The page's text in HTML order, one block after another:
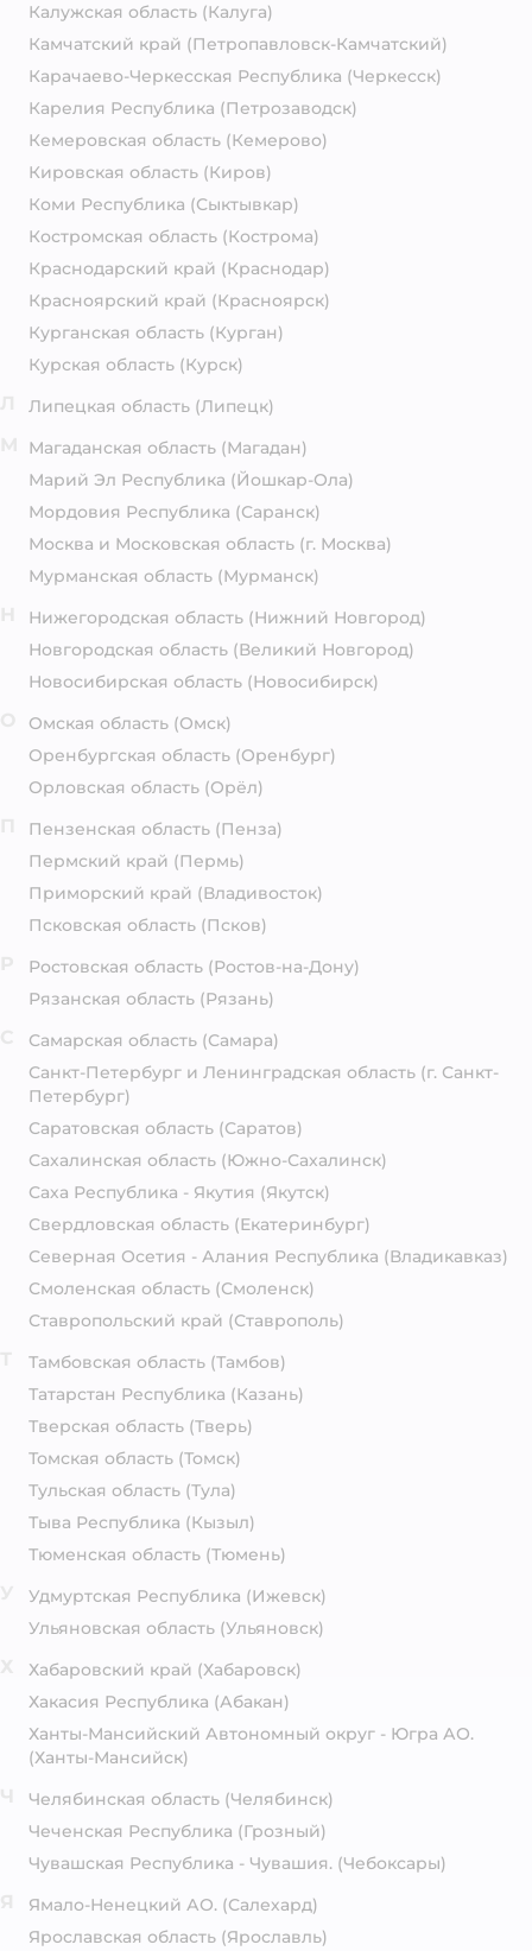
Калужская область (Калуга)
Камчатский край (Петропавловск-Камчатский)
Карачаево-Черкесская Республика (Черкесск)
Карелия Республика (Петрозаводск)
Кемеровская область (Кемерово)
Кировская область (Киров)
Коми Республика (Сыктывкар)
Костромская область (Кострома)
Краснодарский край (Краснодар)
Красноярский край (Красноярск)
Курганская область (Курган)
Курская область (Курск)
Липецкая область (Липецк)
Магаданская область (Магадан)
Марий Эл Республика (Йошкар-Ола)
Мордовия Республика (Саранск)
Москва и Московская область (г. Москва)
Мурманская область (Мурманск)
Нижегородская область (Нижний Новгород)
Новгородская область (Великий Новгород)
Новосибирская область (Новосибирск)
Омская область (Омск)
Оренбургская область (Оренбург)
Орловская область (Орёл)
Пензенская область (Пенза)
Пермский край (Пермь)
Приморский край (Владивосток)
Псковская область (Псков)
Ростовская область (Ростов-на-Дону)
Рязанская область (Рязань)
Самарская область (Самара)
Санкт-Петербург и Ленинградская область (г. Санкт-
Петербург)
Саратовская область (Саратов)
Сахалинская область (Южно-Сахалинск)
Саха Республика - Якутия (Якутск)
Свердловская область (Екатеринбург)
Северная Осетия - Алания Республика (Владикавказ)
Смоленская область (Смоленск)
Ставропольский край (Ставрополь)
Тамбовская область (Тамбов)
Татарстан Республика (Казань)
Тверская область (Тверь)
Томская область (Томск)
Тульская область (Тула)
Тыва Республика (Кызыл)
Тюменская область (Тюмень)
Удмуртская Республика (Ижевск)
Ульяновская область (Ульяновск)
Хабаровский край (Хабаровск)
Хакасия Республика (Абакан)
Ханты-Мансийский Автономный округ - Югра АО.
(Ханты-Мансийск)
Челябинская область (Челябинск)
Чеченская Республика (Грозный)
Чувашская Республика - Чувашия. (Чебоксары)
Ямало-Ненецкий АО. (Салехард)
Ярославская область (Ярославль)